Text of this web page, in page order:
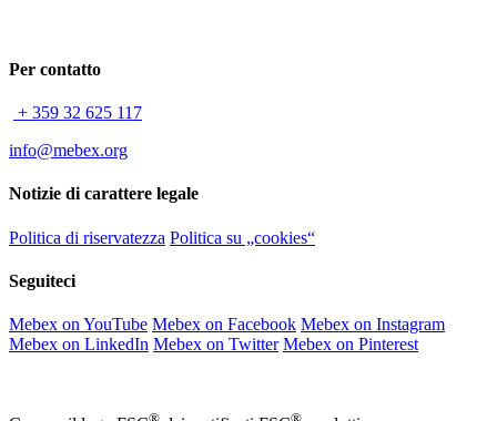
Per contatto
+ 359 32 625 117
info@mebex.org
Notizie di carattere legale
Politica di riservatezza Politica su „cookies“
Seguiteci
Mebex on YouTube Mebex on Facebook Mebex on Instagram
Mebex on LinkedIn Mebex on Twitter Mebex on Pinterest